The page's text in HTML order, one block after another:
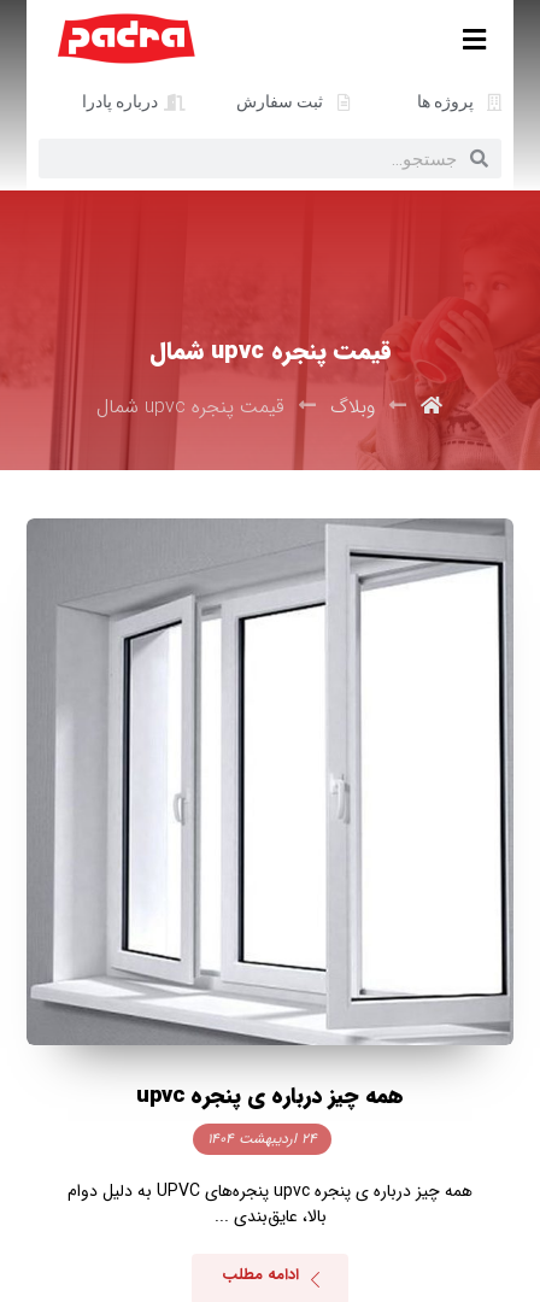
پروژه ها ثبت سفارش درباره پادرا
قیمت پنجره upvc شمال
وبلاگ قیمت پنجره upvc شمال
همه چیز درباره ی پنجره upvc
۲۴ اردیبهشت ۱۴۰۴
همه چیز درباره ی پنجره upvc پنجره‌های UPVC به دلیل دوام
بالا، عایق‌بندی ...
ادامه مطلب